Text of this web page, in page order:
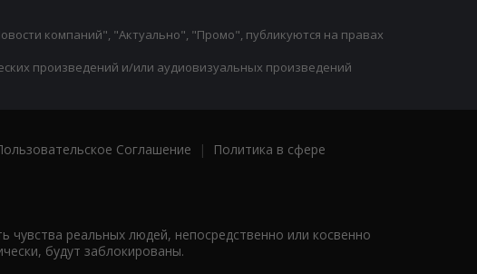
компаний", "Актуально", "Промо", публикуются на правах
произведений и/или аудиовизуальных произведений
Соглашение |
Политика в сфере
реальных людей, непосредственно или косвенно
будут заблокированы.